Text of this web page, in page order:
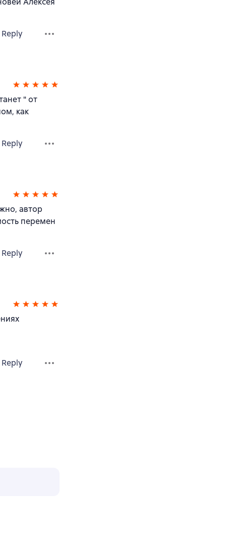
Reply
" от
как
Reply
автор
перемен
Reply
Reply